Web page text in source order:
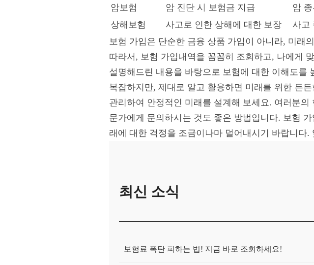
암보험
암 진단 시 보험금 지급
암
상해보험
사고로 인한 상해에 대한 보장
사고
보험 가입은 단순한 금융 상품 가입이 아니라, 미래
따라서, 보험 가입내역을 꼼꼼히 조회하고, 나에게
설명해드린 내용을 바탕으로 보험에 대한 이해도를
복잡하지만, 제대로 알고 활용하면 미래를 위한 든
관리하여 안정적인 미래를 설계해 보세요. 여러분
문가에게 문의하시는 것도 좋은 방법입니다. 보험
래에 대한 걱정을 조금이나마 덜어내시기 바랍니다
최신 소식
보험료 폭탄 피하는 법! 지금 바로 조회하세요!